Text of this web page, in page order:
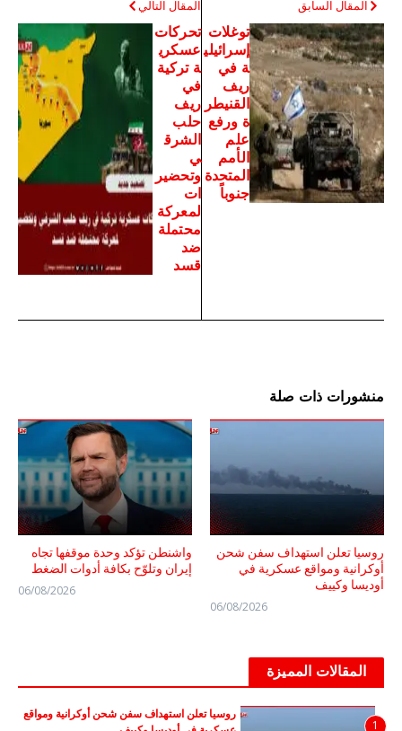
المقال السابق
توغلات
إسرائيلي
ة في
ريف
القنيطر
ة ورفع
علم
الأمم
المتحدة
جنوباً
المقال التالي
تحركات
عسكري
ة تركية
في
ريف
حلب
الشرق
ي
وتحضير
ات
لمعركة
محتملة
ضد
قسد
منشورات ذات صلة
روسيا تعلن استهداف سفن شحن
أوكرانية ومواقع عسكرية في
أوديسا وكييف
06/08/2026
واشنطن تؤكد وحدة موقفها تجاه
إيران وتلوّح بكافة أدوات الضغط
06/08/2026
المقالات المميزة
1
روسيا تعلن استهداف سفن شحن أوكرانية ومواقع